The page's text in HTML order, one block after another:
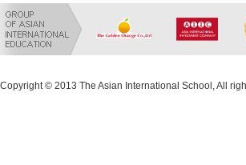
Copyright © 2013 The Asian International School, All